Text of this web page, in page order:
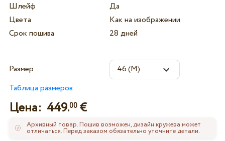
Шлейф
Да
Цвета
Как на изображении
Срок пошива
28 дней
Размер
Таблица размеров
Цена: 449.00€
Архивный товар. Пошив возможен, дизайн кружева может
отличаться. Перед заказом обязательно уточните детали.